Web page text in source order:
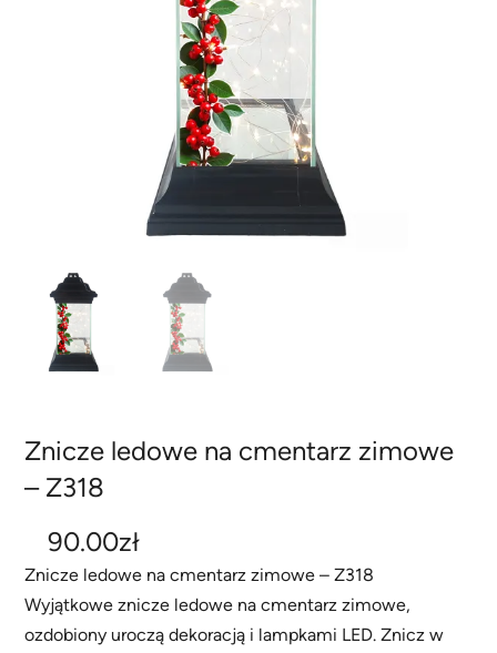
Znicze ledowe na cmentarz zimowe
– Z318
90.00zł
Znicze ledowe na cmentarz zimowe – Z318
Wyjątkowe znicze ledowe na cmentarz zimowe,
ozdobiony uroczą dekoracją i lampkami LED. Znicz w